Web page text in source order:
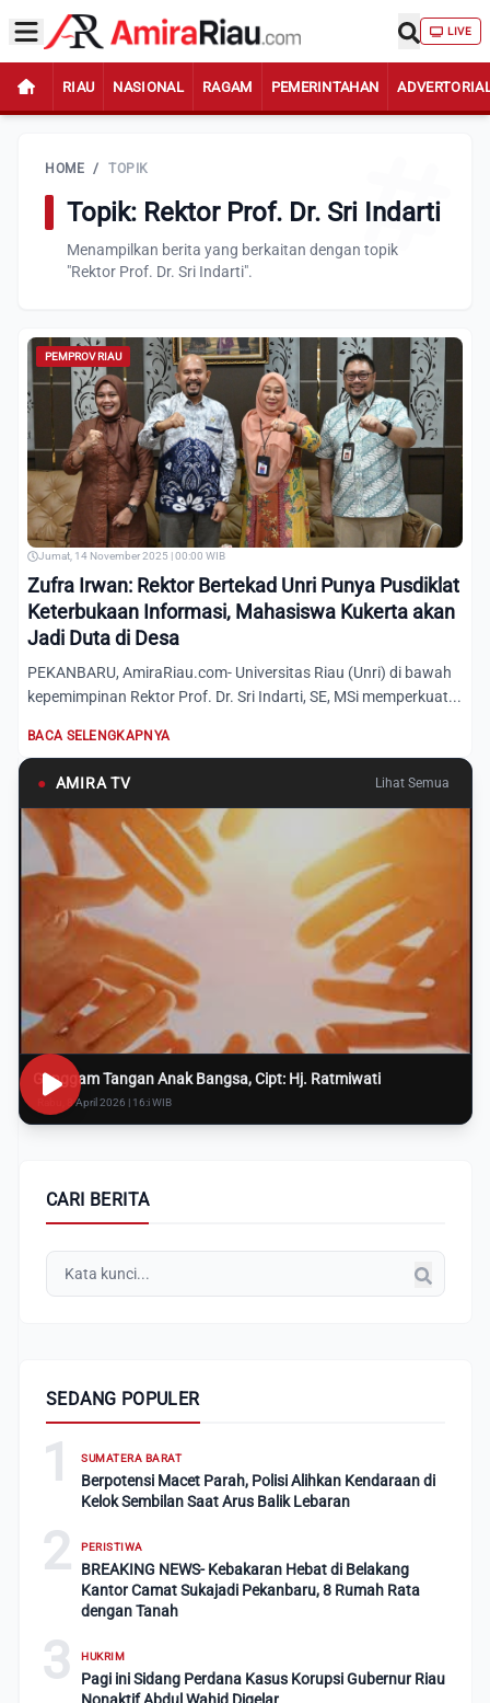
LIVE
RIAU NASIONAL RAGAM PEMERINTAHAN
HOME / TOPIK
Topik: Rektor Prof. Dr. Sri Indarti
Menampilkan berita yang berkaitan dengan topik
"Rektor Prof. Dr. Sri Indarti".
PEMPROV RIAU
Jumat, 14 November 2025 | 00:00 WIB
Zufra Irwan: Rektor Bertekad Unri Punya Pusdiklat
Keterbukaan Informasi, Mahasiswa Kukerta akan
Jadi Duta di Desa
PEKANBARU, AmiraRiau.com- Universitas Riau (Unri) di bawah
kepemimpinan Rektor Prof. Dr. Sri Indarti, SE, MSi memperkuat...
BACA SELENGKAPNYA
● AMIRA TV Lihat Semua
Genggam Tangan Anak Bangsa, Cipt: Hj. Ratmiwati
Rabu, 8 April 2026 | 16:i WIB
CARI BERITA
SEDANG POPULER
1 SUMATERA BARAT
Berpotensi Macet Parah, Polisi Alihkan Kendaraan di
Kelok Sembilan Saat Arus Balik Lebaran
2 PERISTIWA
BREAKING NEWS- Kebakaran Hebat di Belakang
Kantor Camat Sukajadi Pekanbaru, 8 Rumah Rata
dengan Tanah
3 HUKRIM
Pagi ini Sidang Perdana Kasus Korupsi Gubernur Riau